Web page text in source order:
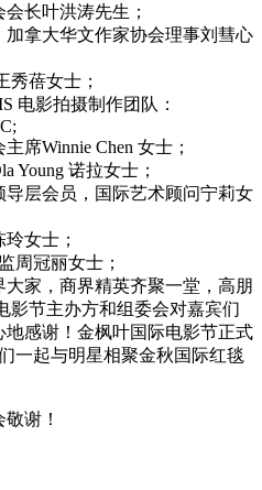
长叶洪涛先生；
拿大华文作家协会理事刘彗心
秀蓓女士；
电影拍摄制作团队：
席Winnie Chen 女士；
Young 诺拉女士；
层会员，国际艺术顾问宁莉女
女士；
周冠丽女士；
家，商界精英齐聚一堂，高朋
影节主办方和组委会对嘉宾们
感谢！金枫叶国际电影节正式
一起与明星相聚金秋国际红毯
谢！